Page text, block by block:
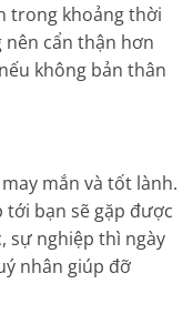
trong khoảng thời
nên cẩn thận hơn
không bản thân
mắn và tốt lành.
tới bạn sẽ gặp được
sự nghiệp thì ngày
nhân giúp đỡ